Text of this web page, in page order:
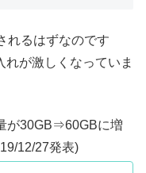
れるはずなのです
が激しくなっていま
が30GB⇒60GBに増
12/27発表)